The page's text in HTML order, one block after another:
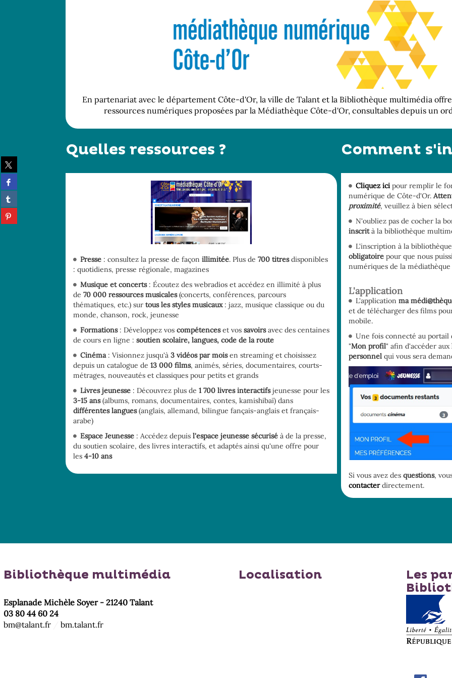
Partager
sur
twitter
(Nouvelle
fenêtre)
Partager
sur
facebook
(Nouvelle
fenêtre)
Partager
sur
tumblr
(Nouvelle
Partager
sur
En partenariat avec le département Côte-d'Or, la ville de Talant et la Bibliothèque multimédia
ressources numériques proposées par la Médiathèque Côte-d'Or, consultables depuis un
Quelles ressources ?
Presse : consultez la presse de façon illimitée. Plus de 700 titresdisponibles
: quotidiens, presse régionale, magazines
Musique et concerts: Écoutez des webradios et accédez en illimité à plus
de 70 000 ressources musicales(concerts, conférences, parcours
thématiques, etc.) sur tous les styles musicaux: jazz, musique classique ou du
monde, chanson, rock, jeunesse
Formations: Développez vos compétenceset vos savoirsavec des centaines
de cours en ligne : soutien scolaire, langues, code de la route
Cinéma: Visionnez jusqu'à 3 vidéos par moisen streaming et choisissez
depuis un catalogue de 13 000 films, animés, séries, documentaires, courts-
métrages, nouveautés et classiques pour petits et grands
Livres jeunesse : Découvrez plus de 1 700 livres interactifsjeunesse pour les
3-15 ans(albums, romans, documentaires, contes, kamishibaï) dans
différentes langues(anglais, allemand, bilingue fançais-anglais et français-
arabe)
Espace Jeunesse : Accédez depuis l'espace jeunesse sécurisé à de la presse,
du soutien scolaire, des livres interactifs, et adaptés ainsi qu'une offre pour
les 4-10 ans
Comment
Cliquez ici pour remplir le
numérique de Côte-d'Or.
proximité, veuillez à bien
N'oubliez pas de cocher la
inscrità la bibliothèque
L'inscription à la
obligatoire pour que nous
numériques de la
L'application
L'application ma
et de télécharger des films
mobile.
Une fois connecté au portail
"Mon profil" afin d'accéder aux
personnel qui vous sera
Si vous avez des questions,
contacter directement.
Bibliothèque multimédia
Esplanade Michèle Soyer - 21240 Talant
03 80 44 60 24
bm@talant.fr
bm.talant.fr
Localisation
Les